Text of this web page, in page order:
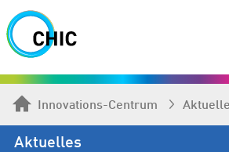
Innovations-Centrum
Aktuelles